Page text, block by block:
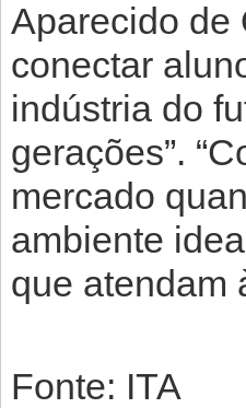
Aparecido de
conectar
indústria do
gerações”.
mercado
ambiente
que atendam
Fonte: ITA